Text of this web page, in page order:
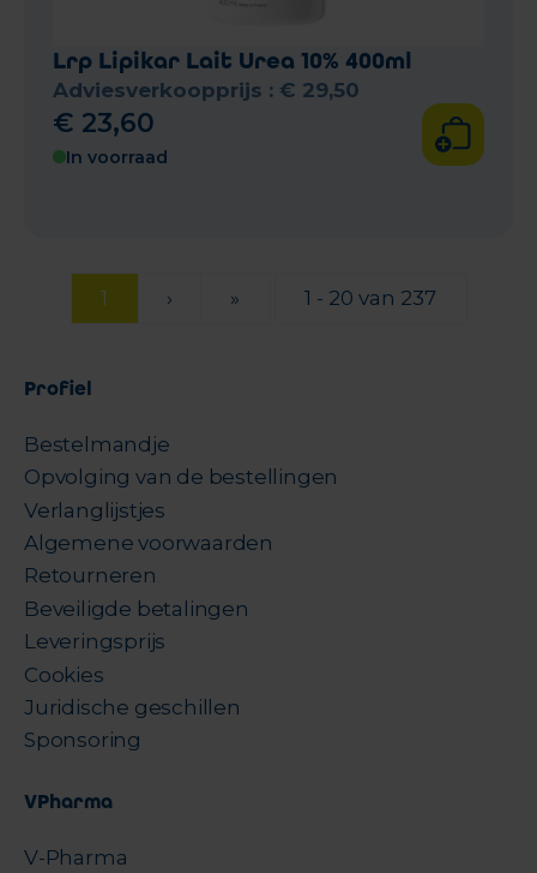
Lrp Lipikar Lait Urea 10% 400ml
Adviesverkoopprijs : € 29,50
€ 23,60
In voorraad
1 › » 1 - 20 van 237
Profiel
Bestelmandje
Opvolging van de bestellingen
Verlanglijstjes
Algemene voorwaarden
Retourneren
Beveiligde betalingen
Leveringsprijs
Cookies
Juridische geschillen
Sponsoring
VPharma
V-Pharma